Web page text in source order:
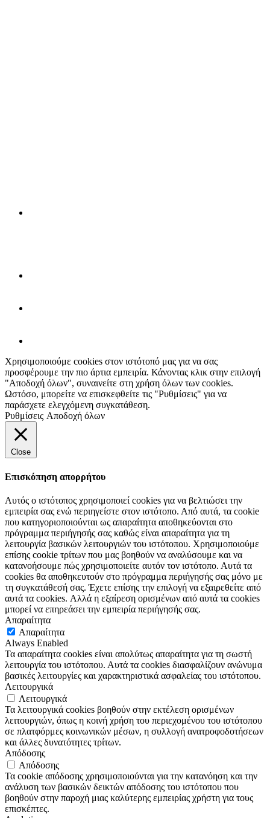
Χρησιμοποιούμε cookies στον ιστότοπό μας για να σας
προσφέρουμε την πιο άρτια εμπειρία. Κάνοντας κλικ στην επιλογή
"Αποδοχή όλων", συναινείτε στη χρήση όλων των cookies.
Ωστόσο, μπορείτε να επισκεφθείτε τις "Ρυθμίσεις" για να
παράσχετε ελεγχόμενη συγκατάθεση.
Ρυθμίσεις Αποδοχή όλων
Close
Επισκόπηση απορρήτου
Αυτός ο ιστότοπος χρησιμοποιεί cookies για να βελτιώσει την
εμπειρία σας ενώ περιηγείστε στον ιστότοπο. Από αυτά, τα cookie
που κατηγοριοποιούνται ως απαραίτητα αποθηκεύονται στο
πρόγραμμα περιήγησής σας καθώς είναι απαραίτητα για τη
λειτουργία βασικών λειτουργιών του ιστότοπου. Χρησιμοποιούμε
επίσης cookie τρίτων που μας βοηθούν να αναλύσουμε και να
κατανοήσουμε πώς χρησιμοποιείτε αυτόν τον ιστότοπο. Αυτά τα
cookies θα αποθηκευτούν στο πρόγραμμα περιήγησής σας μόνο με
τη συγκατάθεσή σας. Έχετε επίσης την επιλογή να εξαιρεθείτε από
αυτά τα cookies. Αλλά η εξαίρεση ορισμένων από αυτά τα cookies
μπορεί να επηρεάσει την εμπειρία περιήγησής σας.
Απαραίτητα
Απαραίτητα
Always Enabled
Τα απαραίτητα cookies είναι απολύτως απαραίτητα για τη σωστή
λειτουργία του ιστότοπου. Αυτά τα cookies διασφαλίζουν ανώνυμα
βασικές λειτουργίες και χαρακτηριστικά ασφαλείας του ιστότοπου.
Λειτουργικά
Λειτουργικά
Τα λειτουργικά cookies βοηθούν στην εκτέλεση ορισμένων
λειτουργιών, όπως η κοινή χρήση του περιεχομένου του ιστότοπου
σε πλατφόρμες κοινωνικών μέσων, η συλλογή ανατροφοδοτήσεων
και άλλες δυνατότητες τρίτων.
Απόδοσης
Απόδοσης
Τα cookie απόδοσης χρησιμοποιούνται για την κατανόηση και την
ανάλυση των βασικών δεικτών απόδοσης του ιστότοπου που
βοηθούν στην παροχή μιας καλύτερης εμπειρίας χρήστη για τους
επισκέπτες.